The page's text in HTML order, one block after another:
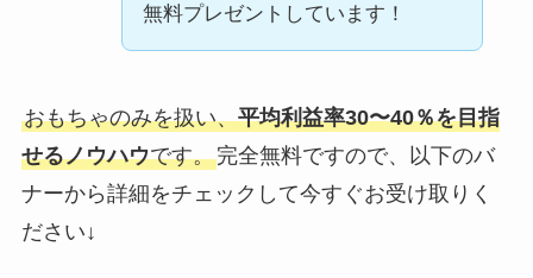
無料プレゼントしています！
おもちゃのみを扱い、平均利益率30〜40％を目指
せるノウハウです。完全無料ですので、以下のバ
ナーから詳細をチェックして今すぐお受け取りく
ださい↓